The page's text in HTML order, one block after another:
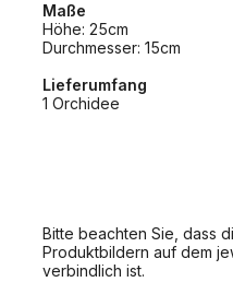
Maße
Höhe: 25cm
Durchmesser: 15cm
Lieferumfang
1 Orchidee
Bitte beachten Sie, dass
Produktbildern auf dem
verbindlich ist.